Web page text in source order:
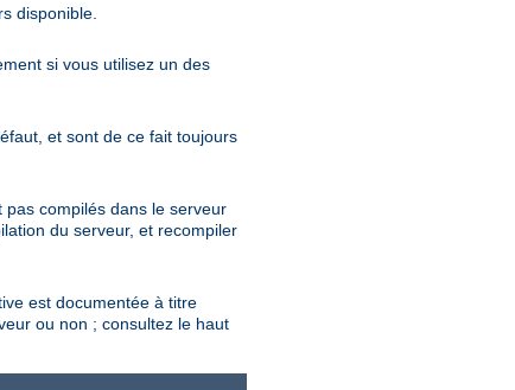
disponible.
si vous utilisez un des
et sont de ce fait toujours
compilés dans le serveur
du serveur, et recompiler
est documentée à titre
ou non ; consultez le haut